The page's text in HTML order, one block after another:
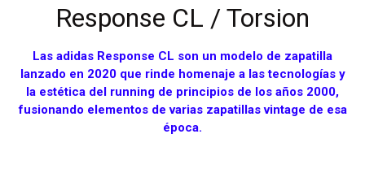
C
o
l
e
Response CL / Torsion
Las adidas Response CL son un modelo de zapatilla
lanzado en 2020 que rinde homenaje a las tecnologías y
la estética del running de principios de los años 2000,
fusionando elementos de varias zapatillas vintage de esa
época.